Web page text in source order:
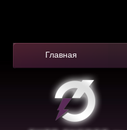
Главная